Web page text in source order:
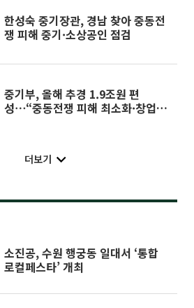
한성숙 중기장관, 경남 찾아 중동전
쟁 피해 중기·소상공인 점검
중기부, 올해 추경 1.9조원 편
성⋯“중동전쟁 피해 최소화·창업
더보기
소진공, 수원 행궁동 일대서 ‘통합
로컬페스타’ 개최